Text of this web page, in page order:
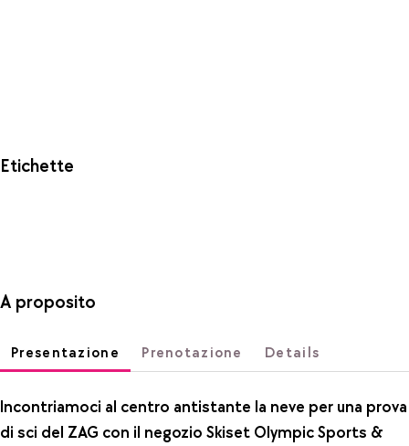
Etichette
A proposito
Presentazione Prenotazione Details
Incontriamoci al centro antistante la neve per una prova
di sci del ZAG con il negozio Skiset Olympic Sports &